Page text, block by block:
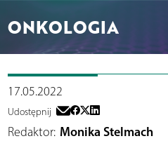
ONKOLOGIA
17.05.2022
Udostępnij
Redaktor: Monika Stelmach